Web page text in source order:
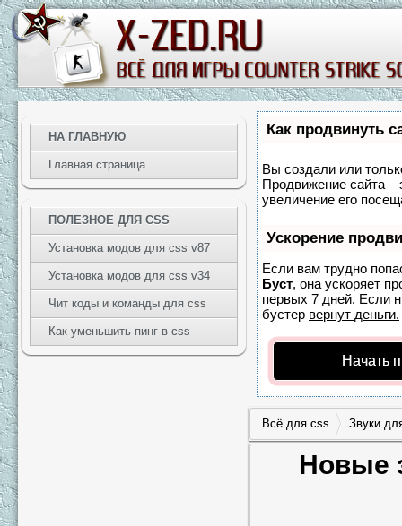
Как продвинуть
Вы создали или
Продвижение сайта –
увеличение его
Ускорение
Если вам трудно
Буст, она ускоряет
первых 7 дней. Если
бустер вернут деньги.
Начать
Всё для css Звуки
Новые
НА ГЛАВНУЮ
Главная страница
ПОЛЕЗНОЕ ДЛЯ CSS
Установка модов для css v87
Установка модов для css v34
Чит коды и команды для css
Как уменьшить пинг в css